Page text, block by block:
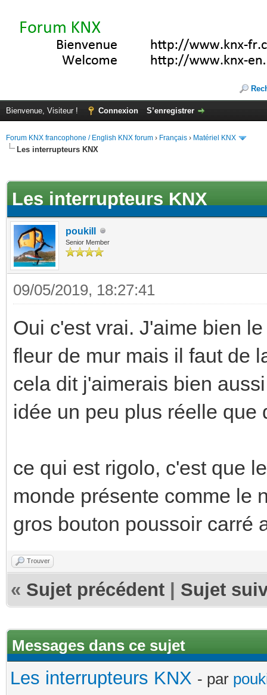
Bienvenue, Visiteur ! Connexion S’enregistrer
Forum KNX francophone / English KNX forum › Français › Matériel KNX
Les interrupteurs KNX
Les interrupteurs KNX
poukill
Senior Member
09/05/2019, 18:27:41
Oui c'est vrai. J'aime bien
fleur de mur mais il faut de
cela dit j'aimerais bien
idée un peu plus réelle que
ce qui est rigolo, c'est que
monde présente comme le
gros bouton poussoir carré
Trouver
« Sujet précédent Sujet
Messages dans ce sujet
Les interrupteurs KNX - par